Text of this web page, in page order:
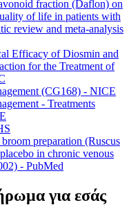
fraction (Daflon) on
of life in patients with
review and meta-analysis
Efficacy of Diosmin and
for the Treatment of
(CG168) - NICE
- Treatments
preparation (Ruscus
in chronic venous
- PubMed
για εσάς